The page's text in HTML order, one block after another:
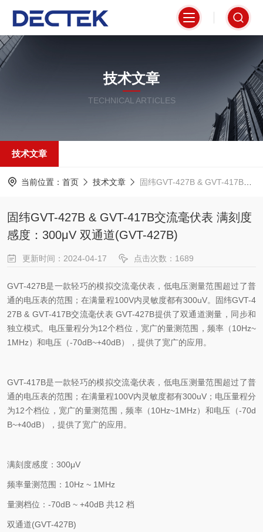
技术文章
TECHNICAL ARTICLES
技术文章
当前位置： 首页 技术文章 固纬GVT-427B & GVT-417B交流毫伏表 满刻度感度：300μV 双通道(GVT-427B)
固纬GVT-427B & GVT-417B交流毫伏表 满刻度
感度：300μV 双通道(GVT-427B)
更新时间：2024-04-17 点击次数：1689
GVT-427B是一款轻巧的模拟交流毫伏表，低电压测量范围超过了普
通的电压表的范围；在满量程100V内灵敏度都有300uV。固纬GVT-4
27B & GVT-417B交流毫伏表GVT-427B提供了双通道测量，同步和
独立模式。电压量程分为12个档位，宽广的量测范围，频率（10Hz~
1MHz）和电压（-70dB~+40dB），提供了宽广的应用。
GVT-417B是一款轻巧的模拟交流毫伏表，低电压测量范围超过了普
通的电压表的范围；在满量程100V内灵敏度都有300uV ；电压量程分
为12个档位，宽广的量测范围，频率（10Hz~1MHz）和电压（-70d
B~+40dB），提供了宽广的应用。
满刻度感度： 300μV
频率量测范围： 10Hz ~ 1MHz
量测档位： -70dB ~ +40dB 共12 档
双通道(GVT-427B)